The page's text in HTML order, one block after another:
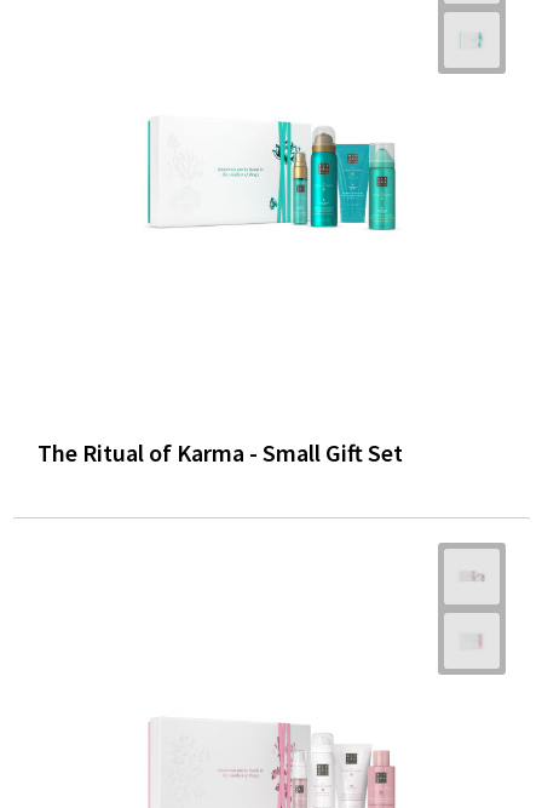
The Ritual of Karma - Small Gift Set